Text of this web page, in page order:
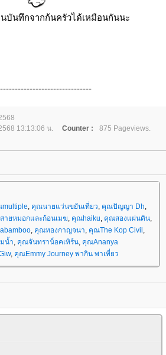
บันทึกจากก้นครัวได้เหมือนกันนะ
13:13:06 น. Counter :
875 Pageviews.
, คุณนายแว่นขยันเที่ยว, คุณปัญญา Dh,
ายหมอกและก้อนเมฆ, คุณhaiku, คุณสองแผ่นดิน,
, คุณทองกาญจนา, คุณThe Kop Civil ,
น้ำ, คุณจันทราน็อคเทิร์น, คุณAnanya
, คุณEmmy Journey พากิน พาเที่ยว